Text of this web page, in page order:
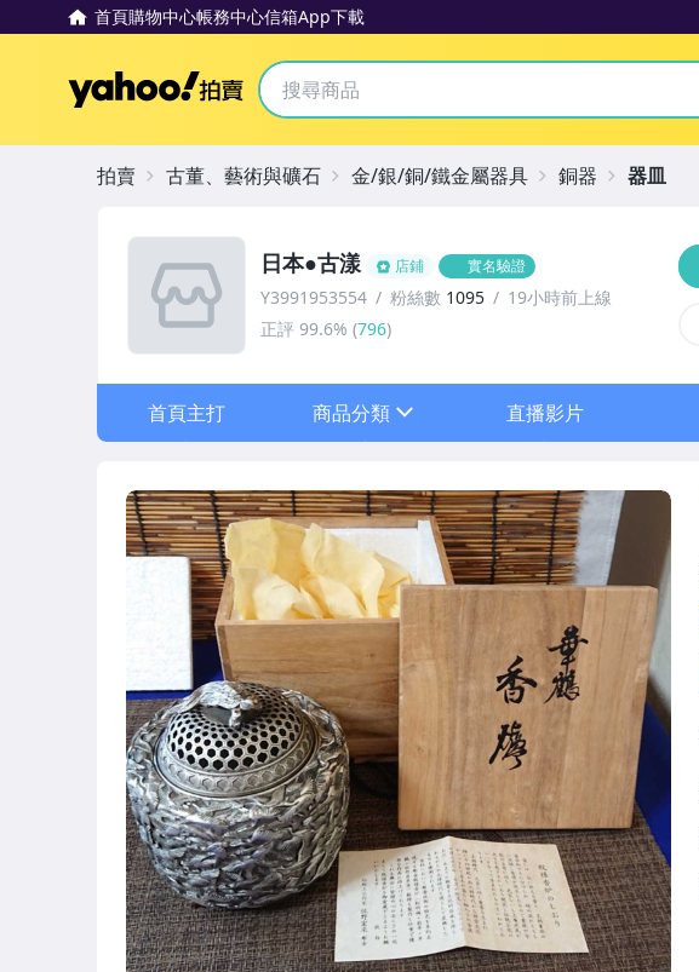
首頁購物中心帳務中心信箱App下載
Yahoo拍賣
日本●古漾 店鋪 實名驗證
Y3991953554 粉絲數 1095
19小時前上線
正評 99.6% (796)
首頁主打 商品分類
。低價起標特賣區。
。日本古道具。
。日本鐵瓶。
。日本深川製磁。
。日本銅製物。
。日本錫製品。
。日本木製品。
。日本竹製品。
。日本玉製品。
直播影片
拍賣 古董、藝術與礦石 金/銀/銅/鐵金屬器具 銅器 器皿